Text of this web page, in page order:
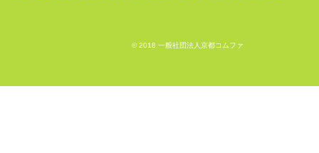
© 2018 一般社団法人京都コムファ